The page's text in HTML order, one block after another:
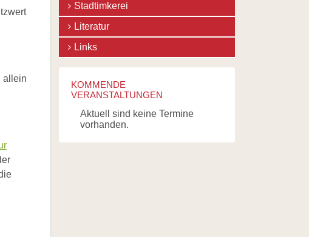
allein
Stadtimkerei
Literatur
Links
KOMMENDE
VERANSTALTUNGEN
Aktuell sind keine Termine
vorhanden.